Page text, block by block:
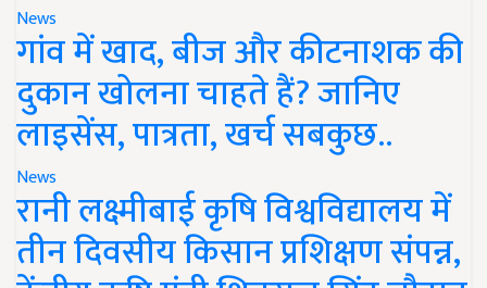
News
गांव में खाद, बीज और कीटनाशक की
दुकान खोलना चाहते हैं? जानिए
लाइसेंस, पात्रता, खर्च सबकुछ..
News
रानी लक्ष्मीबाई कृषि विश्वविद्यालय में
तीन दिवसीय किसान प्रशिक्षण संपन्न,